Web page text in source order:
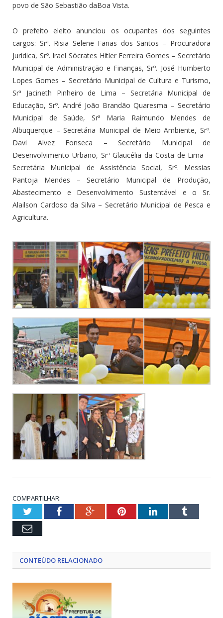
povo de São Sebastião daBoa Vista.
O prefeito eleito anunciou os ocupantes dos seguintes
cargos: Srª. Risia Selene Farias dos Santos – Procuradora
Jurídica, Srº. Irael Sócrates Hitler Ferreira Gomes – Secretário
Municipal de Administração e Finanças, Srº. José Humberto
Lopes Gomes – Secretário Municipal de Cultura e Turismo,
Srª Jacineth Pinheiro de Lima – Secretária Municipal de
Educação, Srº. André João Brandão Quaresma – Secretário
Municipal de Saúde, Srª Maria Raimundo Mendes de
Albuquerque – Secretária Municipal de Meio Ambiente, Srº.
Davi Alvez Fonseca – Secretário Municipal de
Desenvolvimento Urbano, Srª Glaucélia da Costa de Lima –
Secretária Municipal de Assistência Social, Srº. Messias
Pantoja Mendes – Secretário Municipal de Produção,
Abastecimento e Desenvolvimento Sustentável e o Sr.
Alailson Cardoso da Silva – Secretário Municipal de Pesca e
Agricultura.
COMPARTILHAR:
TwitterFacebookGoogle+PinterestLinkedInTumblr
Email
CONTEÚDO RELACIONADO